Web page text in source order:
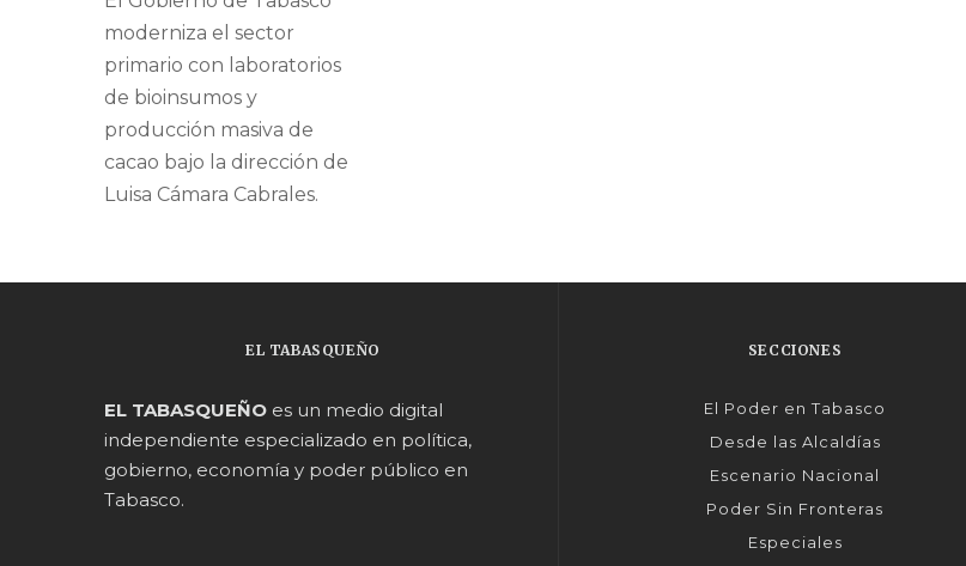
moderniza el sector
primario con laboratorios
de bioinsumos y
producción masiva de
cacao bajo la dirección de
Luisa Cámara Cabrales.
EL TABASQUEÑO
EL TABASQUEÑO es un medio digital
independiente especializado en política,
gobierno, economía y poder público en
Tabasco.
SECCIONES
El Poder en Tabasco
Desde las Alcaldías
Escenario Nacional
Poder Sin Fronteras
Especiales